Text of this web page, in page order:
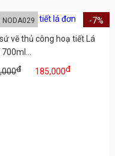
vẽ thủ công hoạ tiết Lá
đ 185,000đ
-7%
NODA029